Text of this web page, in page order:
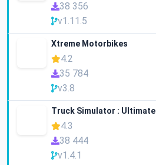
38 356
v1.11.5
Xtreme Motorbikes
4.2
35 784
v3.8
Truck Simulator : Ultimate
4.3
38 444
v1.4.1